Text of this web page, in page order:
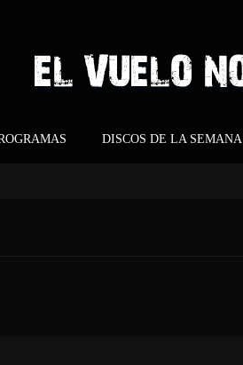
DISCOS DE LA SEMANA